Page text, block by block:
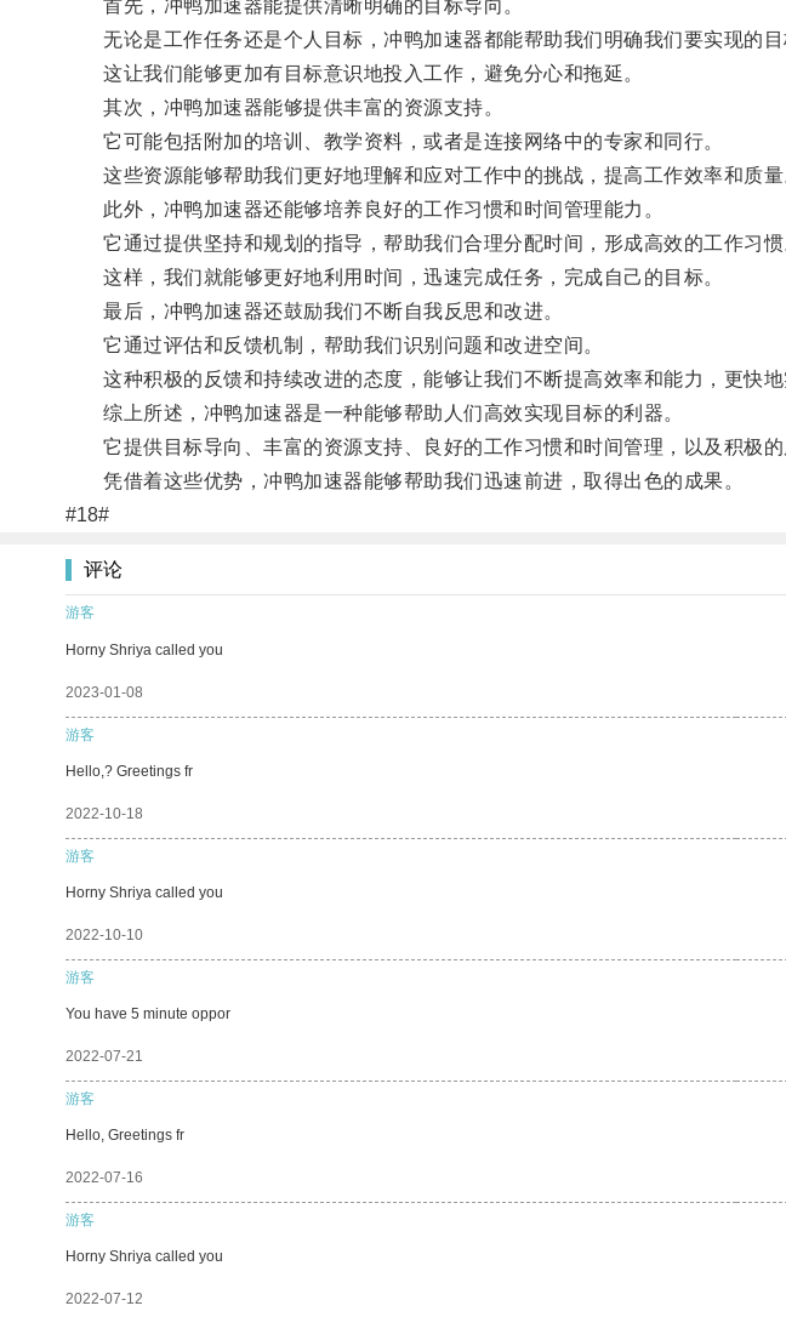
首先，冲鸭加速器能提供清晰明确的目标导向。
无论是工作任务还是个人目标，冲鸭加速器都能帮助我们明确我们要实现的目
这让我们能够更加有目标意识地投入工作，避免分心和拖延。
其次，冲鸭加速器能够提供丰富的资源支持。
它可能包括附加的培训、教学资料，或者是连接网络中的专家和同行。
这些资源能够帮助我们更好地理解和应对工作中的挑战，提高工作效率和质量
此外，冲鸭加速器还能够培养良好的工作习惯和时间管理能力。
它通过提供坚持和规划的指导，帮助我们合理分配时间，形成高效的工作习惯
这样，我们就能够更好地利用时间，迅速完成任务，完成自己的目标。
最后，冲鸭加速器还鼓励我们不断自我反思和改进。
它通过评估和反馈机制，帮助我们识别问题和改进空间。
这种积极的反馈和持续改进的态度，能够让我们不断提高效率和能力，更快地
综上所述，冲鸭加速器是一种能够帮助人们高效实现目标的利器。
它提供目标导向、丰富的资源支持、良好的工作习惯和时间管理，以及积极的
凭借着这些优势，冲鸭加速器能够帮助我们迅速前进，取得出色的成果。
#18#
评论
游客
Horny Shriya called you
2023-01-08
游客
Hello,? Greetings fr
2022-10-18
游客
Horny Shriya called you
2022-10-10
游客
You have 5 minute oppor
2022-07-21
游客
Hello, Greetings fr
2022-07-16
游客
Horny Shriya called you
2022-07-12